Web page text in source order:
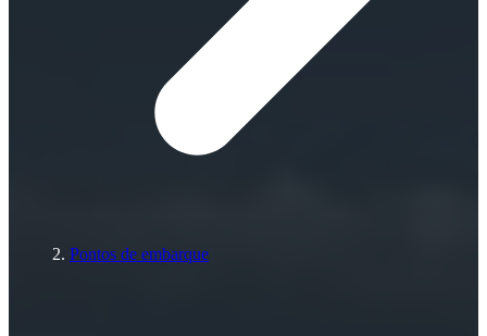
Pontos de embarque